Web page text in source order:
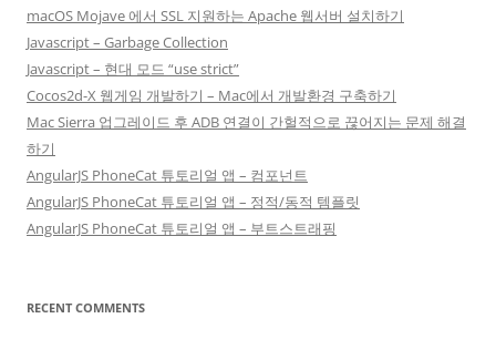
macOS Mojave 에서 SSL 지원하는 Apache 웹서버 설치하기
Javascript – Garbage Collection
Javascript – 현대 모드 “use strict”
Cocos2d-X 웹게임 개발하기 – Mac에서 개발환경 구축하기
Mac Sierra 업그레이드 후 ADB 연결이 간헐적으로 끊어지는 문제 해결
하기
AngularJS PhoneCat 튜토리얼 앱 – 컴포넌트
AngularJS PhoneCat 튜토리얼 앱 – 정적/동적 템플릿
AngularJS PhoneCat 튜토리얼 앱 – 부트스트래핑
RECENT COMMENTS